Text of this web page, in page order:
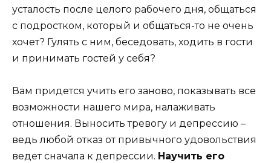
усталость после целого рабочего дня, общаться
с подростком, который и общаться-то не очень
хочет? Гулять с ним, беседовать, ходить в гости
и принимать гостей у себя?
Вам придется учить его заново, показывать все
возможности нашего мира, налаживать
отношения. Выносить тревогу и депрессию –
ведь любой отказ от привычного удовольствия
ведет сначала к депрессии. Научить его